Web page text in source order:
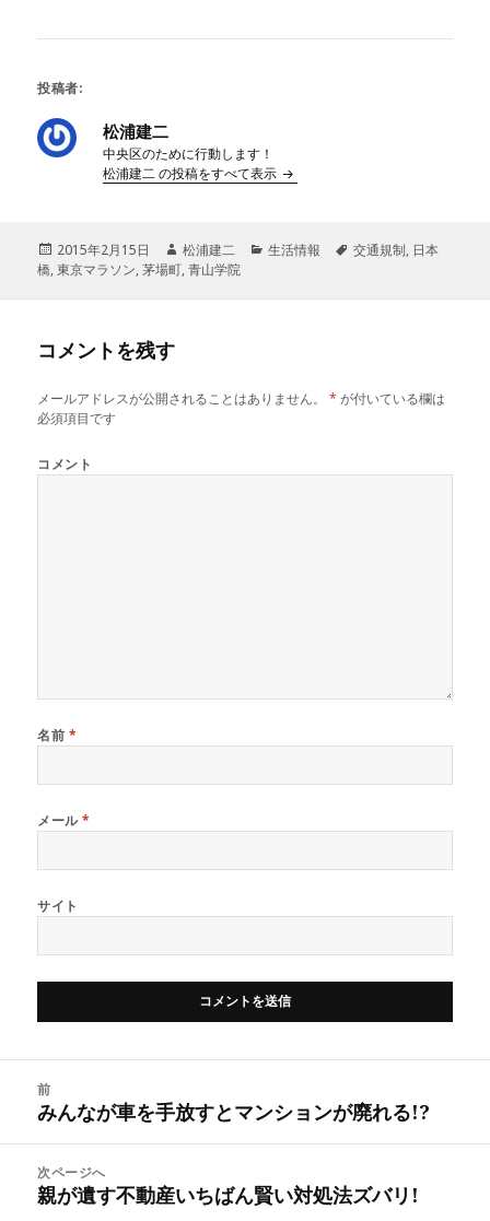
投稿者:
松浦建二
中央区のために行動します！
松浦建二 の投稿をすべて表示
投
稿
2015年2月15日
作
成
松浦建二
カ
生活情報
タ
交通規制, 日本
橋,東京マラソン,茅場町,青山学院
コメントを残す
メールアドレスが公開されることはありません。 * が付いている欄は
必須項目です
コメント
名前 *
メール*
サイト
前
前
の
投
稿:
みんなが車を手放すとマンションが廃れる!?
次ページへ
次
親が遺す不動産いちばん賢い対処法ズバリ!